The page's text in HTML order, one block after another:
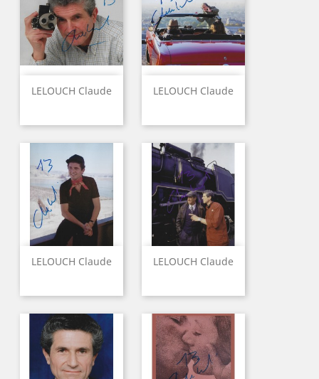
LELOUCH Claude LELOUCH Claude
LELOUCH Claude LELOUCH Claude